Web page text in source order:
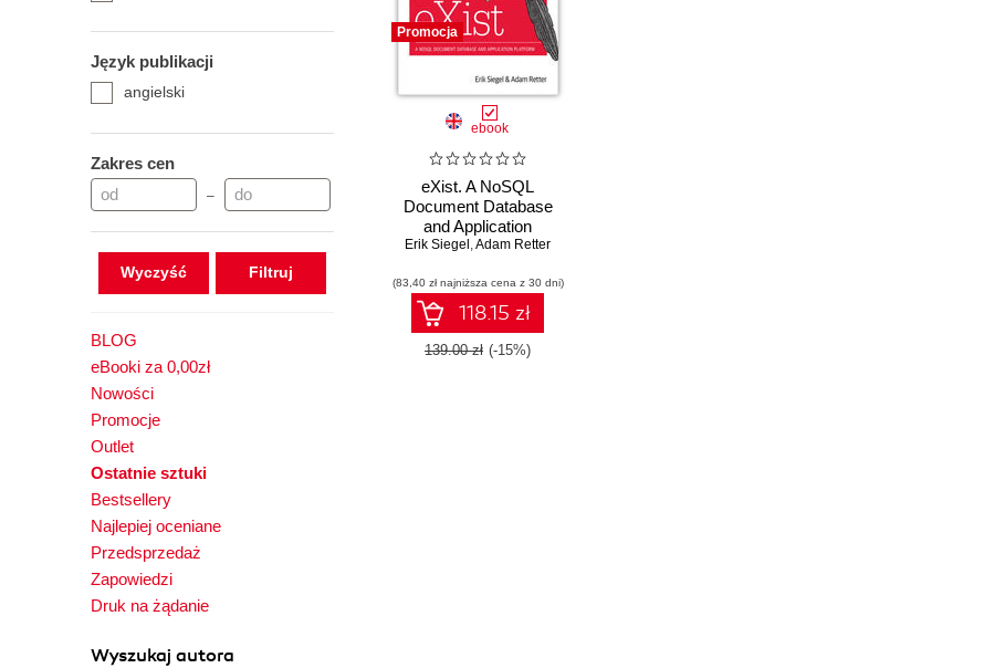
Język publikacji
angielski
Zakres cen
–
Wyczyść
BLOG
eBooki za 0,00zł
Nowości
Promocje
Outlet
Ostatnie sztuki
Bestsellery
Najlepiej oceniane
Przedsprzedaż
Zapowiedzi
Druk na żądanie
Wyszukaj autora
Promocja
ebook
eXist. A NoSQL
Document Database
and Application
Platform
Erik Siegel ,Adam Retter
(83,40 zł najniższa cena z 30 dni)
118.15 zł
139.00 zł (-15%)